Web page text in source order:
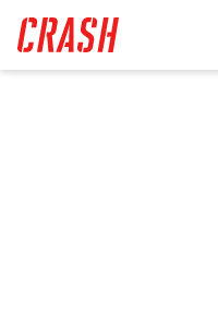
main
content